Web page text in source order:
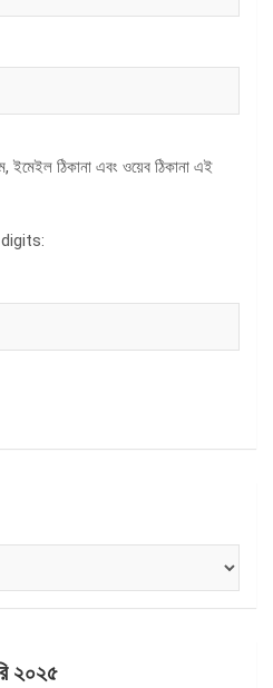
ইমেইল ঠিকানা এবং ওয়েব ঠিকানা এই
২০২৫